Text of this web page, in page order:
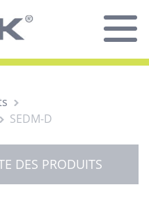
SEDM-D
DES PRODUITS